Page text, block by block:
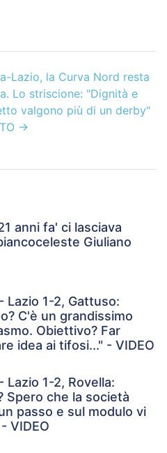
Lazio, la Curva Nord resta
Lo striscione: "Dignità e
valgono più di un derby"
→
anni fa' ci lasciava
Giuliano
Lazio 1-2, Gattuso:
C'è un grandissimo
Obiettivo? Far
idea ai tifosi..." - VIDEO
Lazio 1-2, Rovella:
Spero che la società
passo e sul modulo vi
VIDEO